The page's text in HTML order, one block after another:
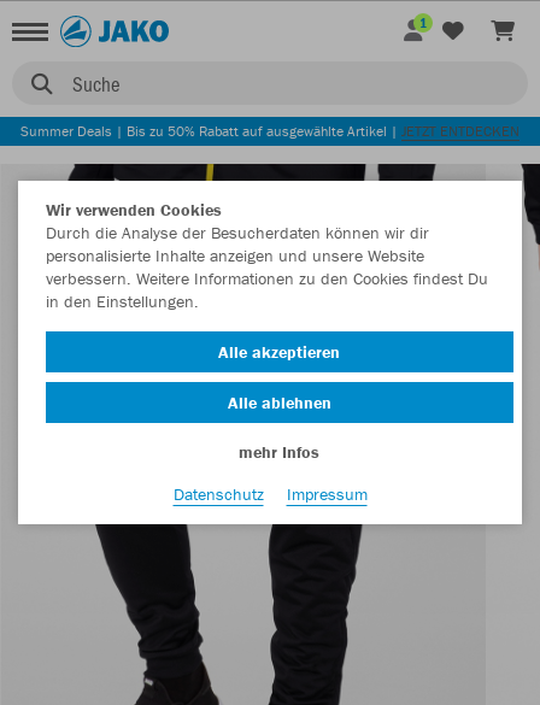
Suche
1
Summer Deals | Bis zu 50% Rabatt auf ausgewählte Artikel | JETZT ENTDECKEN
Wir verwenden Cookies
Durch die Analyse der Besucherdaten können wir dir
personalisierte Inhalte anzeigen und unsere Website
verbessern. Weitere Informationen zu den Cookies findest Du
in den Einstellungen.
Alle akzeptieren
Alle ablehnen
mehr Infos
Datenschutz
Impressum